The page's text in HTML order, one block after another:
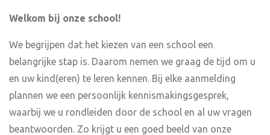
Welkom bij onze school!
We begrijpen dat het kiezen van een school een
belangrijke stap is. Daarom nemen we graag de tijd om u
en uw kind(eren) te leren kennen. Bij elke aanmelding
plannen we een persoonlijk kennismakingsgesprek,
waarbij we u rondleiden door de school en al uw vragen
beantwoorden. Zo krijgt u een goed beeld van onze